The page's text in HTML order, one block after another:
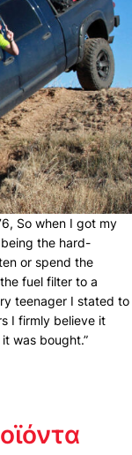
So when I got my
the hard-
or spend the
fuel filter to a
teenager I stated to
I firmly believe it
was bought.”